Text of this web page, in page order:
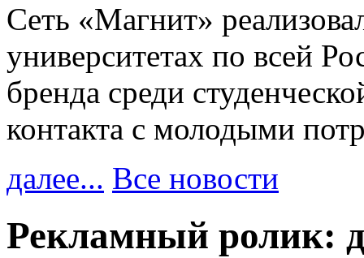
Сеть «Магнит»
университетах по всей
бренда среди
контакта с молодыми
далее... Все новости
Рекламный ролик: